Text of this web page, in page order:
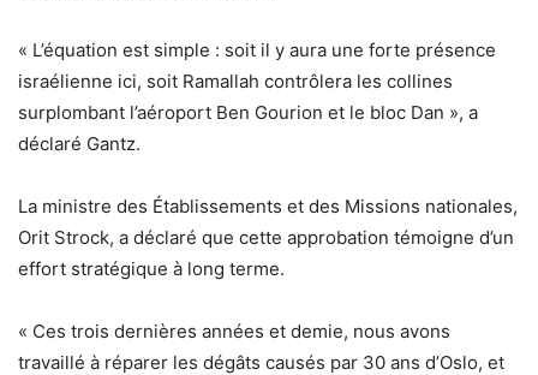
« L’équation est simple : soit il y aura une forte présence
israélienne ici, soit Ramallah contrôlera les collines
surplombant l’aéroport Ben Gourion et le bloc Dan », a
déclaré Gantz.
La ministre des Établissements et des Missions nationales,
Orit Strock, a déclaré que cette approbation témoigne d’un
effort stratégique à long terme.
« Ces trois dernières années et demie, nous avons
travaillé à réparer les dégâts causés par 30 ans d’Oslo, et